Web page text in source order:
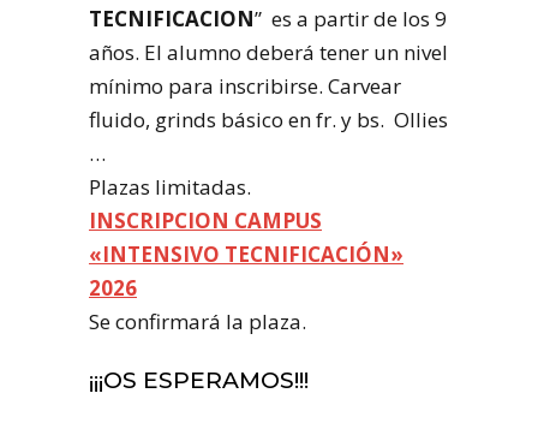
TECNIFICACION” es a partir de los 9
años. El alumno deberá tener un nivel
mínimo para inscribirse. Carvear
fluido, grinds básico en fr. y bs. Ollies
…
Plazas limitadas.
INSCRIPCION CAMPUS
«INTENSIVO TECNIFICACIÓN»
2026
Se confirmará la plaza.
¡¡¡OS ESPERAMOS!!!